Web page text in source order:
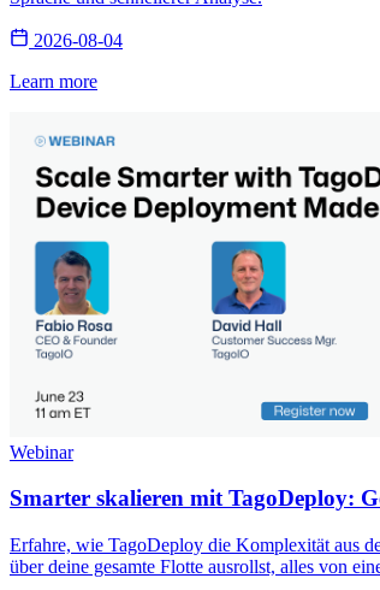
2026-08-04
Learn more
Webinar
Smarter skalieren mit TagoDeploy:
Erfahre, wie TagoDeploy die Komplexität aus
über deine gesamte Flotte ausrollst, alles von